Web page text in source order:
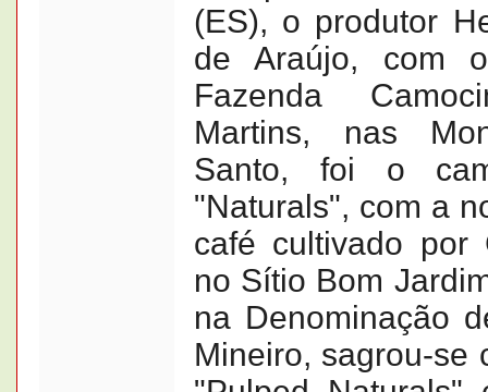
(ES), o produtor
de Araújo, com
Fazenda
Martins, nas
Santo, foi o
"Naturals", com a
café cultivado por
no Sítio Bom
na Denominação
Mineiro, sagrou-se